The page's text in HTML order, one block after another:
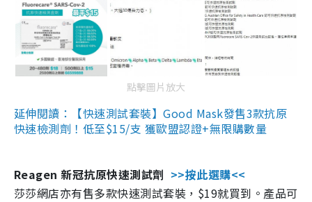
點擊圖片放大
延伸閱讀：【快速測試套裝】Good Mask發售3款抗原
快速檢測劑！低至$15/支 獲歐盟認證+無限購數量
Reagen 新冠抗原快速測試劑 >>按此選購<<
莎莎網店亦有售多款快速測試套裝，$19就買到。產品可